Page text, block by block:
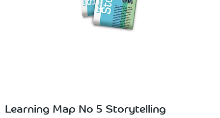
Learning Map No 5 Storytelling